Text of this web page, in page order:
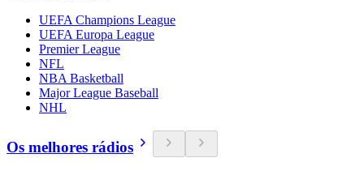
UEFA Champions League
UEFA Europa League
Premier League
NFL
NBA Basketball
Major League Baseball
NHL
Os melhores rádios